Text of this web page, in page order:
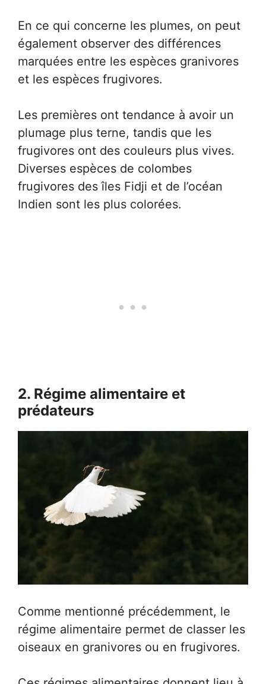
En ce qui concerne les plumes, on peut
également observer des différences
marquées entre les espèces granivores
et les espèces frugivores.
Les premières ont tendance à avoir un
plumage plus terne, tandis que les
frugivores ont des couleurs plus vives.
Diverses espèces de colombes
frugivores des îles Fidji et de l’océan
Indien sont les plus colorées.
2. Régime alimentaire et
prédateurs
Comme mentionné précédemment, le
régime alimentaire permet de classer les
oiseaux en granivores ou en frugivores.